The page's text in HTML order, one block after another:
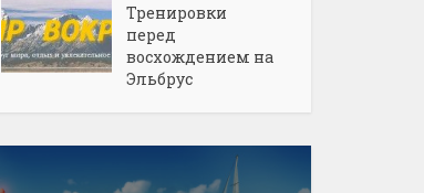
Тренировки
перед
восхождением на
Эльбрус